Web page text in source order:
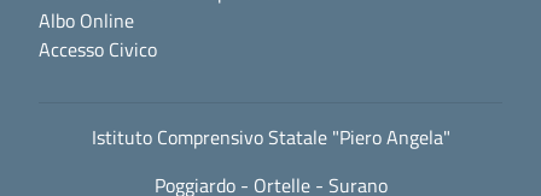
Albo Online
Accesso Civico
Istituto Comprensivo Statale "Piero Angela"
Poggiardo - Ortelle - Surano